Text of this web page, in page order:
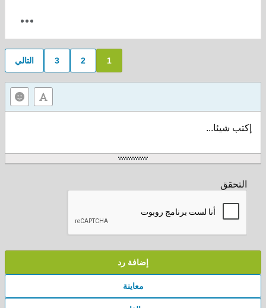
1
2
3 التالي
إكتب شيئا...
التحقق
إضافة رد
معاينة